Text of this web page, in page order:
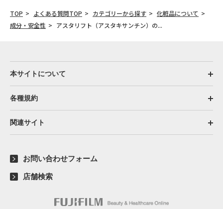
TOP よくある質問TOP カテゴリーから探す
化粧品について
成分・安全性
アスタリフト（アスタキサンチン）の...
本サイトについて
各種規約
関連サイト
お問い合わせフォーム
店舗検索